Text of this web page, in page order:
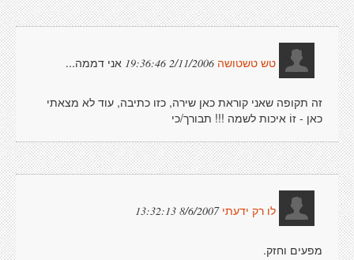
טש טשטושה 2/11/2006 19:36:46 אני דממה...
זה תקופה שאני קוראת כאן שירה, כזו כתיבה, עוד לא מצאתי
כאן - זוֹ איכות לשמה !!! תבורך/כי
לו רק ידעתי8/6/2007 13:32:13
מפעים וחזק.